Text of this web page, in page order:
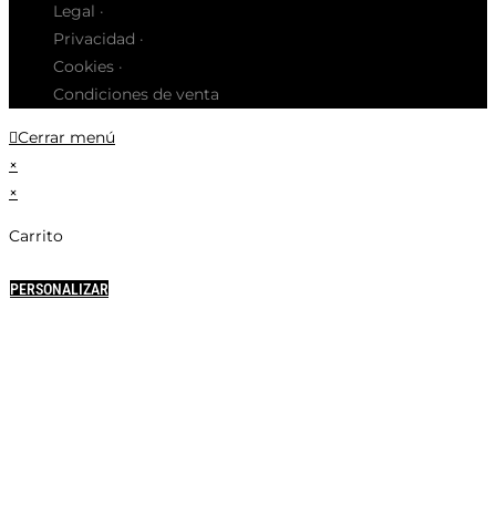
Legal ·
Privacidad ·
Cookies ·
Condiciones de venta
Cerrar menú
×
×
Carrito
PERSONALIZAR